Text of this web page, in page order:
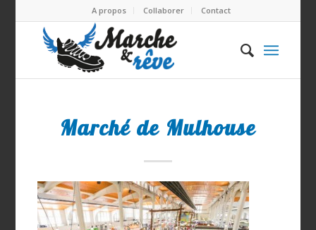
A propos Collaborer Contact
Marché de Mulhouse